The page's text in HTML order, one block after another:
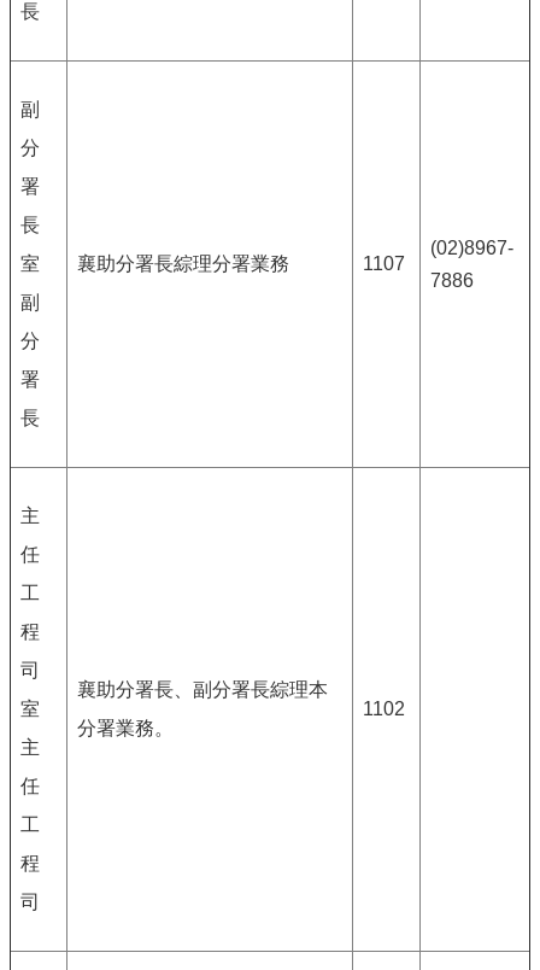
長
副
分
署
長
室
副
分
署
長
襄助分署長綜理分署業務 1107
(02)8967-
7886
主
任
工
程
司
室
主
任
工
程
司
襄助分署長、副分署長綜理本
分署業務。
1102